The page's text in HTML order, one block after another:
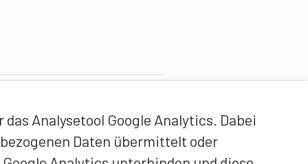
Analysetool Google Analytics. Dabei
Daten übermittelt oder
Hochschule
Sport Magglingen EHSM